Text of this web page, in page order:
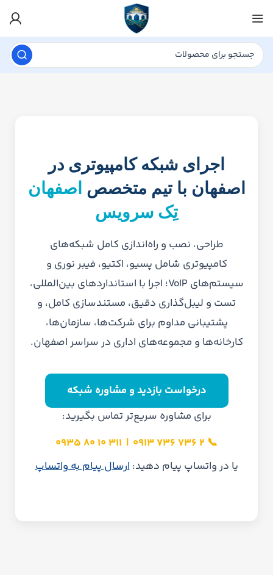
اجرای شبکه کامپیوتری در
اصفهان با تیم متخصص اصفهان
تِک سرویس
طراحی، نصب و راه‌اندازی کامل شبکه‌های
کامپیوتری شامل پسیو، اکتیو، فیبر نوری و
سیستم‌های VoIP؛ اجرا با استانداردهای بین‌المللی،
تست و لیبل‌گذاری دقیق، مستندسازی کامل، و
پشتیبانی مداوم برای شرکت‌ها، سازمان‌ها،
کارخانه‌ها و مجموعه‌های اداری در سراسر اصفهان.
درخواست بازدید و مشاوره شبکه
برای مشاوره سریع‌تر تماس بگیرید:
📞
2 736 736 0913
|
311 10 80 0935
یا در واتساپ پیام دهید:ارسال پیام به واتساپ